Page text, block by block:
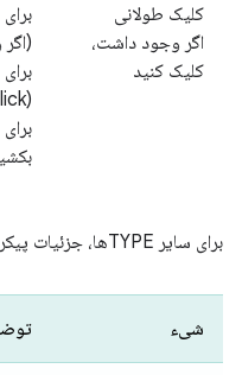
کلیک طولانی
اگر وجود داشت،
کلیک کنید
(swipe_to_find_and_click)
برای سایر TYPEها، جزئیات پیکربندی عبارتند از:
شیء